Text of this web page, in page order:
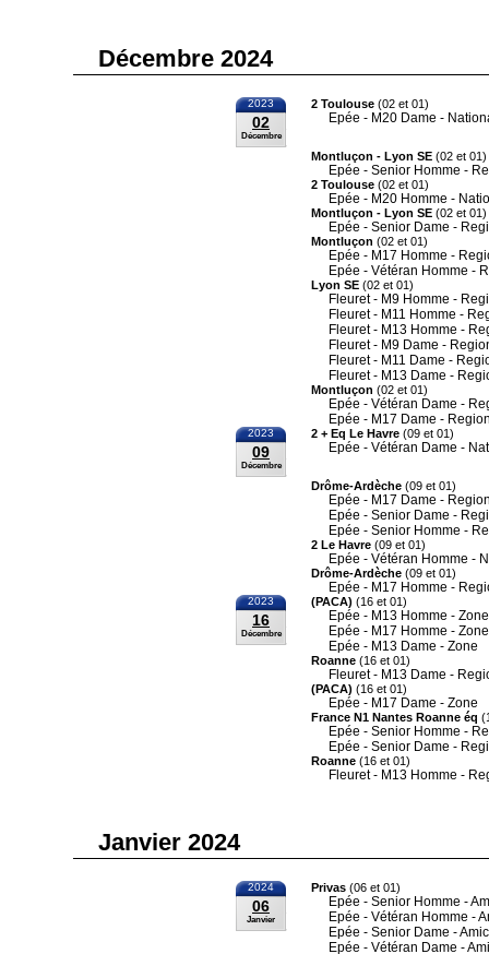
Décembre 2024
2023
02
Décembre
2 Toulouse (02 et 01)
Epée - M20 Dame -
Montluçon - Lyon SE (02 et 01)
Epée - Senior Homme -
2 Toulouse (02 et 01)
Epée - M20 Homme -
Montluçon - Lyon SE (02 et 01)
Epée - Senior Dame -
Montluçon (02 et 01)
Epée - M17 Homme -
Epée - Vétéran Homme -
Lyon SE (02 et 01)
Fleuret - M9 Homme -
Fleuret - M11 Homme -
Fleuret - M13 Homme -
Fleuret - M9 Dame -
Fleuret - M11 Dame -
Fleuret - M13 Dame -
Montluçon (02 et 01)
Epée - Vétéran Dame -
Epée - M17 Dame -
2023
09
Décembre
2 + Eq Le Havre (09 et 01)
Epée - Vétéran Dame -
Drôme-Ardèche (09 et 01)
Epée - M17 Dame -
Epée - Senior Dame -
Epée - Senior Homme -
2 Le Havre (09 et 01)
Epée - Vétéran Homme -
Drôme-Ardèche (09 et 01)
Epée - M17 Homme -
2023
16
Décembre
(PACA) (16 et 01)
Epée - M13 Homme - Zone
Epée - M17 Homme - Zone
Epée - M13 Dame - Zone
Roanne (16 et 01)
Fleuret - M13 Dame -
(PACA) (16 et 01)
Epée - M17 Dame - Zone
France N1 Nantes Roanne éq
Epée - Senior Homme -
Epée - Senior Dame -
Roanne (16 et 01)
Fleuret - M13 Homme -
Janvier 2024
2024
06
Janvier
Privas (06 et 01)
Epée - Senior Homme -
Epée - Vétéran Homme -
Epée - Senior Dame -
Epée - Vétéran Dame -